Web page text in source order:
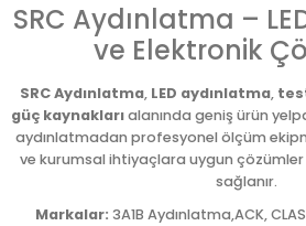
SRC Aydınlatma –
ve Elektronik
SRC Aydınlatma, LED aydınlatma,
güç kaynaklarıalanında geniş ürün
aydınlatmadan profesyonel ölçüm
ve kurumsal ihtiyaçlara uygun çözümler
sağlanır.
Markalar: 3A1B Aydınlatma,ACK,